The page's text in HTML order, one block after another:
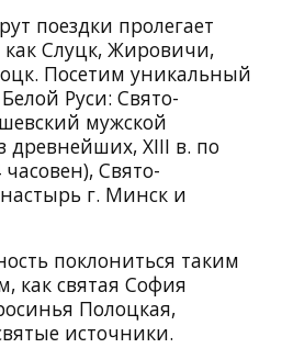
поездки пролегает
как Слуцк, Жировичи,
Посетим уникальный
Руси: Свято-
мужской
древнейших, XIII в. по
Свято-
г. Минск и
поклониться таким
как святая София
Полоцкая,
источники.